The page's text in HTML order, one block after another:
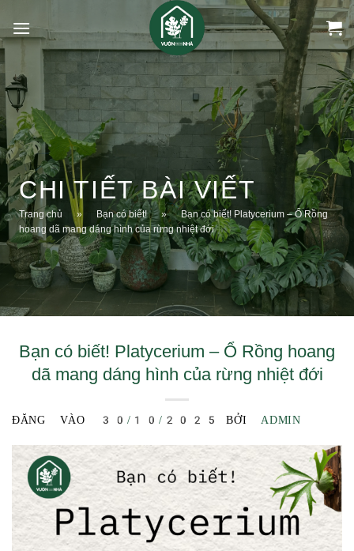
qua
nội
dung
CHI TIẾT BÀI VIẾT
Trang chủ » Bạn có biết! »
Bạn có biết! Platycerium – Ổ Rồng
hoang dã mang dáng hình của rừng nhiệt đới
Bạn có biết! Platycerium – Ổ Rồng hoang
dã mang dáng hình của rừng nhiệt đới
ĐĂNG VÀO 30/10/2025 BỞI ADMIN